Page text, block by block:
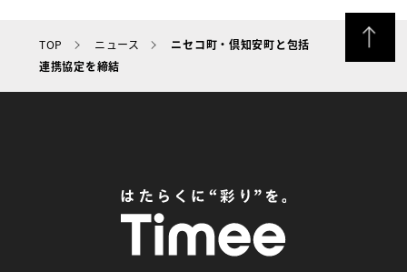
TOP ニュース
ニセコ町・倶知安町と包括
連携協定を締結